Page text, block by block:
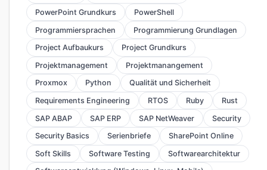
PowerPoint Grundkurs
PowerShell
Programmiersprachen
Programmierung Grundlagen
Project Aufbaukurs
Project Grundkurs
Projektmanagement
Projektmanangement
Proxmox
Python
Qualität und Sicherheit
Requirements Engineering
RTOS Ruby
Rust
SAP ABAP
SAP ERP SAP NetWeaver
Security
Security Basics
Serienbriefe
SharePoint Online
Soft Skills
Software Testing
Softwarearchitektur